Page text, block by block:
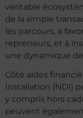
véritable
de la simple
les parcours, à
repreneurs, et à
une dynamique
Côté aides
Installation (NDI)
y compris hors
peuvent